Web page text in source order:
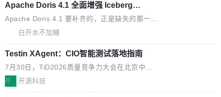
容的百科平台，被马斯克视为传统众包百科网站
维基百科的替代方案。Lawfare 调查发现，无论
热门页面还是低关注度页面，均未出现近期更
主题和访问量页面中普遍存在。 调查人员最初认
为，Grokipedia可能只是限...
声明 LocaleResolver、注册 LocaleChangeInt
erceptor…五六步之后才能看到第一行翻译文
本。 Solon 换了个方式。整个 i18n 模块围绕三
XML、没有拦截器注册、没有样板配置。 资源
文件的约定 把文件放到 resources/i18n/ 下： r
Apache Doris 4.1 全面增强 Iceberg：
支持 UPDATE、MERGE INTO 与 Iceb
erg V3
Apache Doris 4.1 要补齐的，正是缺失的那一
半。在已有查询能力的基础上，Doris 进一步支
据修改操作、完整的表结构管理与分区演进，以
及 rewrite_data_files、expire_snapshots 等日
常维护操作，并完整支持 Iceberg V3 格式。
白开水不加糖
Testin XAgent：CIO智能测试落地指南
7月30日，TiD2026质量竞争力大会在北京中关
村国家自主创新示范区会议中心开幕。本届大会
开 开源科技